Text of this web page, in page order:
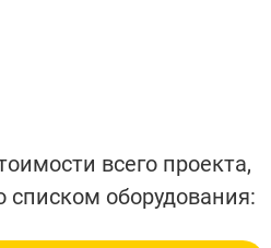
всего проекта,
списком оборудования: